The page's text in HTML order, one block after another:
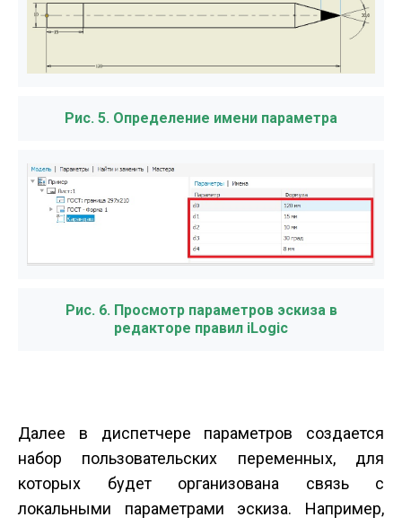
Рис. 5. Определение имени параметра
Рис. 6. Просмотр параметров эскиза в
редакторе правил iLogic
Далее в диспетчере параметров создается
набор пользовательских переменных, для
которых будет организована связь с
локальными параметрами эскиза. Например,